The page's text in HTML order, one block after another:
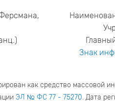
Знак
как средство массовой
ЭЛ № ФС 77 - 75270. Дата